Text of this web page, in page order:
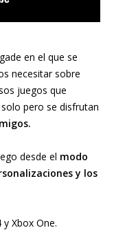
en el que se
necesitar sobre
juegos que
pero se disfrutan
desde el modo
y los
Xbox One.